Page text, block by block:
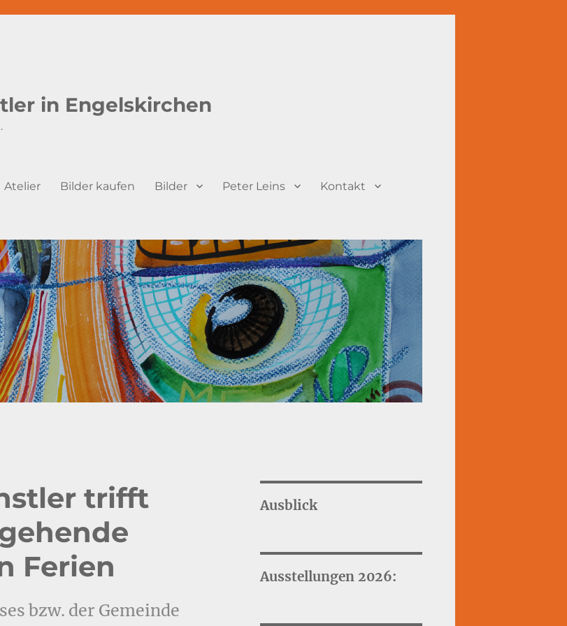
in Engelskirchen
Atelier Bilder kaufen Bilder Peter Leins Kontakt
trifft
Ferien
bzw. der Gemeinde
Ausblick
Ausstellungen 2026: